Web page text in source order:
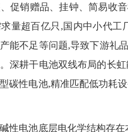
促销赠品、挂钟、简易收
量超百亿只,国内中小代
能不足等问题,导致下游礼
深耕干电池双线布局的长
碳性电池,精准匹配低功耗
电池底层电化学结构存在